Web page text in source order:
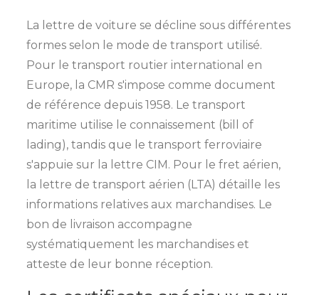
La lettre de voiture se décline sous différentes
formes selon le mode de transport utilisé.
Pour le transport routier international en
Europe, la CMR s'impose comme document
de référence depuis 1958. Le transport
maritime utilise le connaissement (bill of
lading), tandis que le transport ferroviaire
s'appuie sur la lettre CIM. Pour le fret aérien,
la lettre de transport aérien (LTA) détaille les
informations relatives aux marchandises. Le
bon de livraison accompagne
systématiquement les marchandises et
atteste de leur bonne réception.